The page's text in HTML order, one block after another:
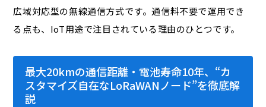
広域対応型の無線通信方式です。通信料不要で運用でき
る点も、IoT用途で注目されている理由のひとつです。
最大20kmの通信距離・電池寿命10年、“カ
スタマイズ自在なLoRaWANノード”を徹底解
説